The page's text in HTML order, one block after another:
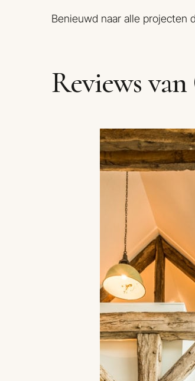
Benieuwd naar alle projecten
Reviews